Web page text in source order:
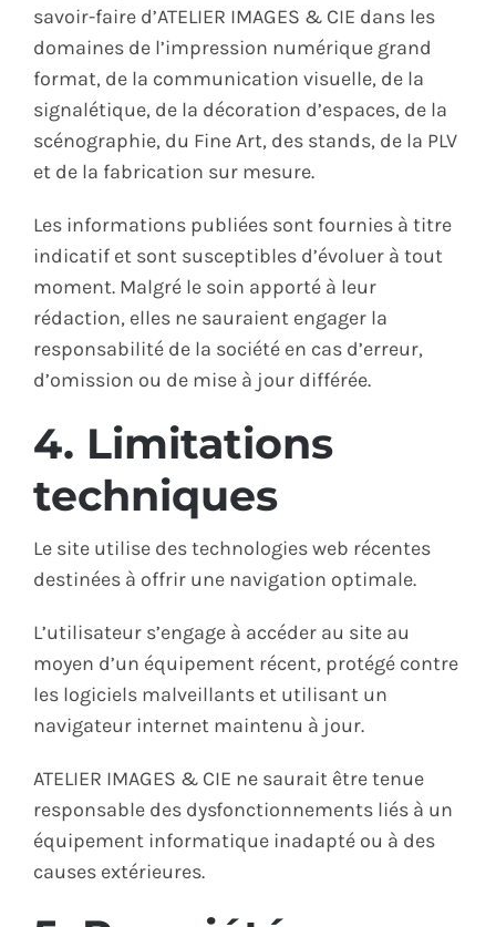
savoir-faire d’ATELIER IMAGES & CIE dans les
domaines de l’impression numérique grand
format, de la communication visuelle, de la
signalétique, de la décoration d’espaces, de la
scénographie, du Fine Art, des stands, de la PLV
et de la fabrication sur mesure.
Les informations publiées sont fournies à titre
indicatif et sont susceptibles d’évoluer à tout
moment. Malgré le soin apporté à leur
rédaction, elles ne sauraient engager la
responsabilité de la société en cas d’erreur,
d’omission ou de mise à jour différée.
4. Limitations
techniques
Le site utilise des technologies web récentes
destinées à offrir une navigation optimale.
L’utilisateur s’engage à accéder au site au
moyen d’un équipement récent, protégé contre
les logiciels malveillants et utilisant un
navigateur internet maintenu à jour.
ATELIER IMAGES & CIE ne saurait être tenue
responsable des dysfonctionnements liés à un
équipement informatique inadapté ou à des
causes extérieures.